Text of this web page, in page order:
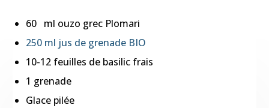
60 ml ouzo grec Plomari
250 ml jus de grenade BIO
10-12 feuilles de basilic frais
1 grenade
Glace pilée